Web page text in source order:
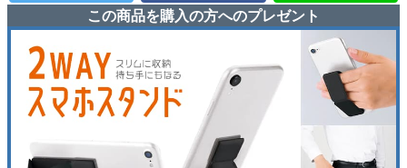
この商品を購入の方へのプレゼント